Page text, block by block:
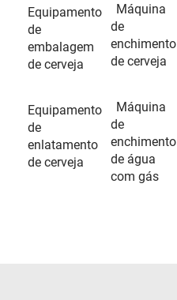
Equipamento
de
embalagem
de cerveja
Máquina
de
enchimento
de cerveja
Equipamento
de
enlatamento
de cerveja
Máquina
de
enchimento
de água
com gás